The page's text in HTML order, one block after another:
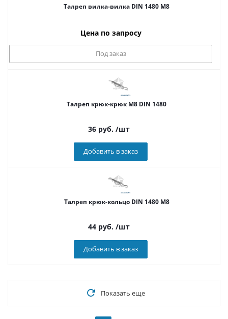
Талреп вилка-вилка DIN 1480 М8
Цена по запросу
Под заказ
Талреп крюк-крюк М8 DIN 1480
36 руб. /шт
Добавить в заказ
Талреп крюк-кольцо DIN 1480 М8
44 руб. /шт
Добавить в заказ
Показать еще